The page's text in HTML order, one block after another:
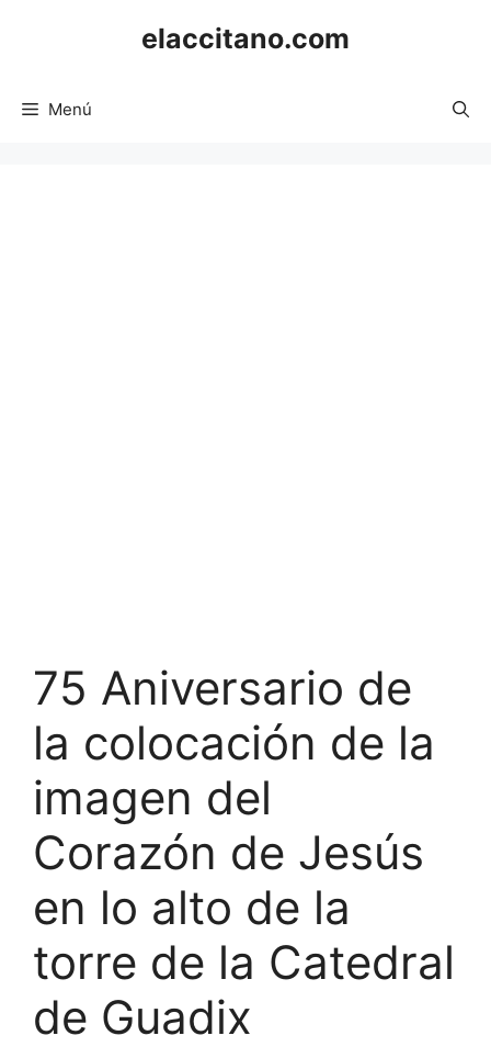
elaccitano.com
Menú
75 Aniversario de
la colocación de la
imagen del
Corazón de Jesús
en lo alto de la
torre de la Catedral
de Guadix